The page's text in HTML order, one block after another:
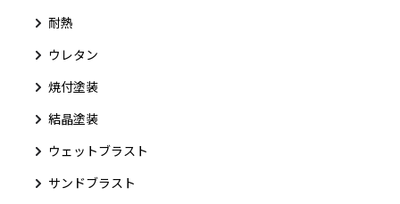
耐熱
ウレタン
焼付塗装
結晶塗装
ウェットブラスト
サンドブラスト